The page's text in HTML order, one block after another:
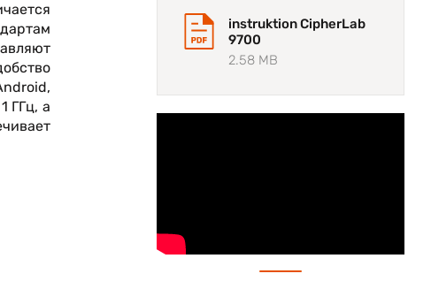
ГГц, а
instruktion CipherLab
9700
2.58 MB